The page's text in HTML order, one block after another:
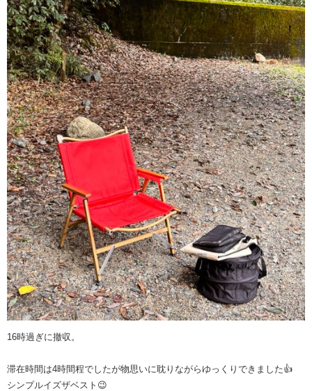
16時過ぎに撤収。
滞在時間は4時間程でしたが物思いに耽りながらゆっくりできました👍
シンプルイズザベスト😉